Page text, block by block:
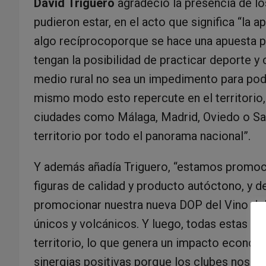
David Triguero agradeció la presencia de
pudieron estar, en el acto que significa “la
algo recíprocoporque se hace una apuesta
tengan la posibilidad de practicar deporte y
medio rural no sea un impedimento para
mismo modo esto repercute en el
ciudades como Málaga, Madrid, Oviedo o
territorio por todo el panorama nacional”.
Y además añadía Triguero, “estamos
figuras de calidad y producto autóctono, y
promocionar nuestra nueva DOP del Vino
únicos y volcánicos. Y luego, todas estas
territorio, lo que genera un impacto
sinergias positivas porque los clubes nos